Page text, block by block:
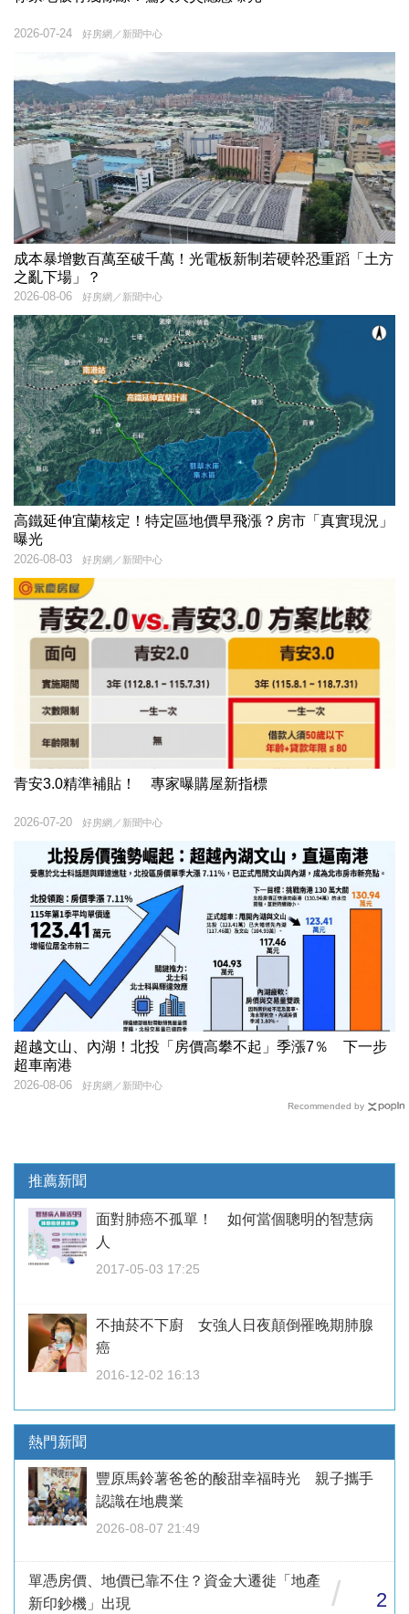
好房網／新聞中心
2026-07-24
成本暴增數百萬至破千萬！光電板新制若硬幹恐重蹈「土方
之亂下場」？
好房網／新聞中心
2026-08-06
高鐵延伸宜蘭核定！特定區地價早飛漲？房市「真實現況」
曝光
好房網／新聞中心
2026-08-03
青安3.0精準補貼！ 專家曝購屋新指標
好房網／新聞中心
2026-07-20
超越文山、內湖！北投「房價高攀不起」季漲7％ 下一步
超車南港
好房網／新聞中心
2026-08-06
Recommended by
推薦新聞
面對肺癌不孤單！ 如何當個聰明的智慧病
人
2017-05-03 17:25
不抽菸不下廚 女強人日夜顛倒罹晚期肺腺
癌
2016-12-02 16:13
熱門新聞
豐原馬鈴薯爸爸的酸甜幸福時光 親子攜手
認識在地農業
2026-08-07 21:49
單憑房價、地價已靠不住？資金大遷徙「地產
新印鈔機」出現
/ 2